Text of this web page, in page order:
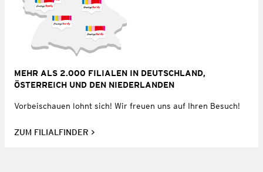
MEHR ALS 2.000 FILIALEN IN DEUTSCHLAND,
ÖSTERREICH UND DEN NIEDERLANDEN
Vorbeischauen lohnt sich! Wir freuen uns auf Ihren Besuch!
ZUM FILIALFINDER